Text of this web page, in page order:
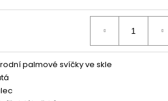
palmové svíčky ve skle
WHISKOVKA, 90 ML -